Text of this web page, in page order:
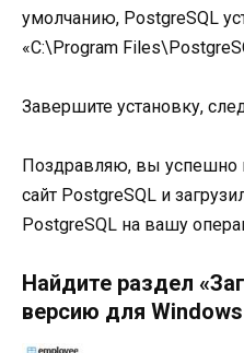
умолчанию, PostgreSQL
«C:\Program
Завершите установку,
Поздравляю, вы
сайт PostgreSQL и
PostgreSQL на вашу
Найдите раздел
версию для Windows